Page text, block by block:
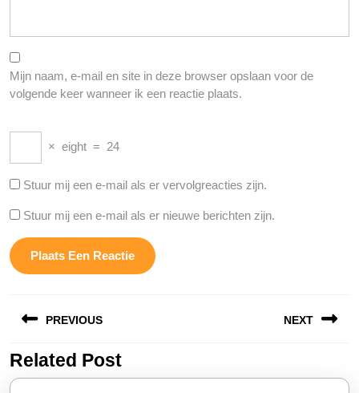
Mijn naam, e-mail en site in deze browser opslaan voor de
volgende keer wanneer ik een reactie plaats.
× eight = 24
Stuur mij een e-mail als er vervolgreacties zijn.
Stuur mij een e-mail als er nieuwe berichten zijn.
PREVIOUS
Vorige
bericht:
NEXT
bericht:
Related Post